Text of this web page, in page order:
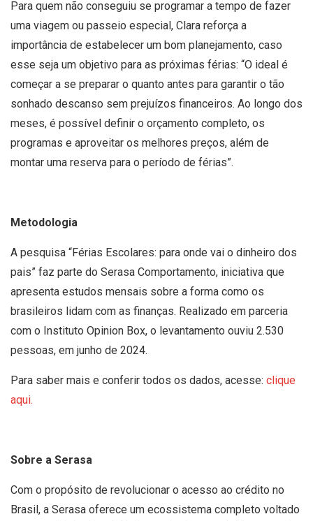
Para quem não conseguiu se programar a tempo de fazer
uma viagem ou passeio especial, Clara reforça a
importância de estabelecer um bom planejamento, caso
esse seja um objetivo para as próximas férias: “O ideal é
começar a se preparar o quanto antes para garantir o tão
sonhado descanso sem prejuízos financeiros. Ao longo dos
meses, é possível definir o orçamento completo, os
programas e aproveitar os melhores preços, além de
montar uma reserva para o período de férias”.
Metodologia
A pesquisa “Férias Escolares: para onde vai o dinheiro dos
pais” faz parte do Serasa Comportamento, iniciativa que
apresenta estudos mensais sobre a forma como os
brasileiros lidam com as finanças. Realizado em parceria
com o Instituto Opinion Box, o levantamento ouviu 2.530
pessoas, em junho de 2024.
Para saber mais e conferir todos os dados, acesse: clique
aqui.
Sobre a Serasa
Com o propósito de revolucionar o acesso ao crédito no
Brasil, a Serasa oferece um ecossistema completo voltado